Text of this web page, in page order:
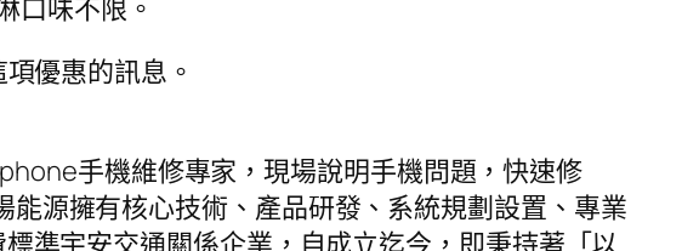
口味不限。
優惠的訊息。
手機維修專家，現場說明手機問題，快速修
源擁有核心技術、產品研發、系統規劃設置、專業
準宇安交通關係企業，自成立迄今，即秉持著「以